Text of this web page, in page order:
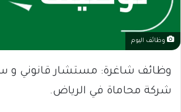
وظائف اليوم
وظائف شاغرة: مستشار قانوني و
شركة محاماة في الرياض.